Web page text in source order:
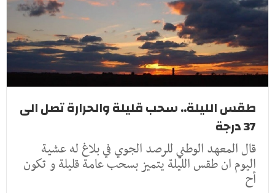
طقس الليلة.. سحب قليلة والحرارة تصل الى
37 درجة
قال المعهد الوطني للرصد الجوي في بلاغ له عشية
اليوم ان طقس الليلة يتميز بسحب عامة قليلة و تكون
أح